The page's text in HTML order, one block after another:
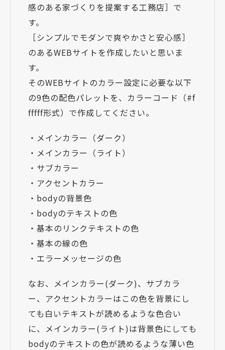
感のある家づくりを提案する工務店］で
す。
［シンプルでモダンで爽やかさと安心感］
のあるWEBサイトを作成したいと思いま
す。
そのWEBサイトのカラー設定に必要な以下
の9色の配色パレットを、カラーコード（#f
fffff形式）で作成してください。
・メインカラー（ダーク）
・メインカラー（ライト）
・サブカラー
・アクセントカラー
・bodyの背景色
・bodyのテキストの色
・基本のリンクテキストの色
・基本の線の色
・エラーメッセージの色
なお、メインカラー(ダーク)、サブカラ
ー、アクセントカラーはこの色を背景にし
ても白いテキストが読めるような色合い
に、メインカラー(ライト)は背景色にしても
bodyのテキストの色が読めるような薄い色